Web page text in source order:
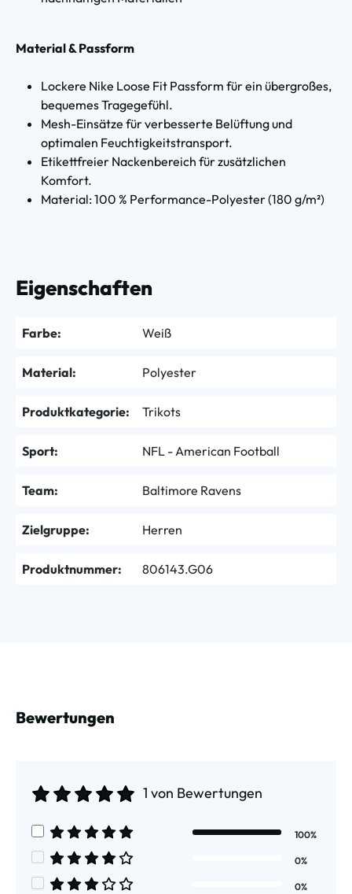
Material & Passform
Lockere Nike Loose Fit Passform für ein übergroßes,
bequemes Tragegefühl.
Mesh-Einsätze für verbesserte Belüftung und
optimalen Feuchtigkeitstransport.
Etikettfreier Nackenbereich für zusätzlichen
Komfort.
Material: 100 % Performance-Polyester (180 g/m²)
Eigenschaften
Farbe: Weiß
Material: Polyester
Produktkategorie: Trikots
Sport: NFL - American Football
Team: Baltimore Ravens
Zielgruppe: Herren
Produktnummer: 806143.G06
Bewertungen
1 von Bewertungen
Durchschnittliche Bewertung von 5 von 5 Sternen
100%
Durchschnittliche Bewertung von 4 von 5 Sternen
0%
0%